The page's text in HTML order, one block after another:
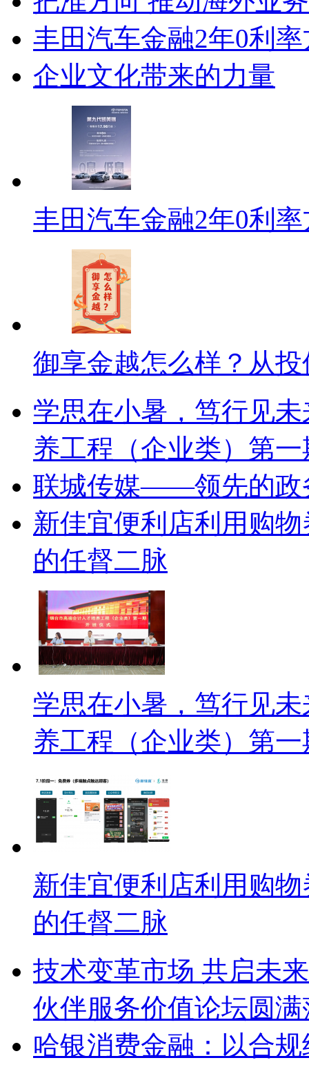
丰田汽车金融2年0利
企业文化带来的力量
丰田汽车金融2年0利
御享金越怎么样？从
学思在小暑，笃行见
养工程（企业类）第
联城传媒——领先的政
新佳宜便利店利用购
的任督二脉
学思在小暑，笃行见
养工程（企业类）第
新佳宜便利店利用购
的任督二脉
技术变革市场 共启未
伙伴服务价值论坛圆满
哈银消费金融：以合